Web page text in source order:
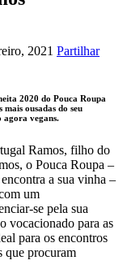
2021 Partilhar
2020 do Pouca Roupa
ousadas do seu
agora vegans.
Ramos, filho do
o Pouca Roupa –
a sua vinha –
um
se pela sua
vocacionado para as
para os encontros
que procuram